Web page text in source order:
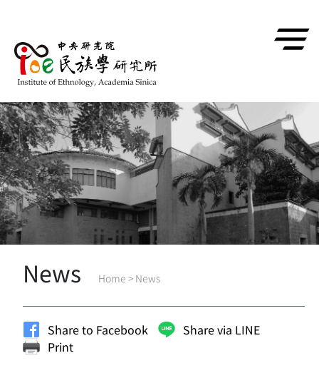
News Home > News
Share to Facebook
Share via LINE
Print